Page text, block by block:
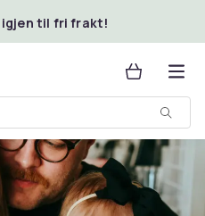
igjen til fri frakt!